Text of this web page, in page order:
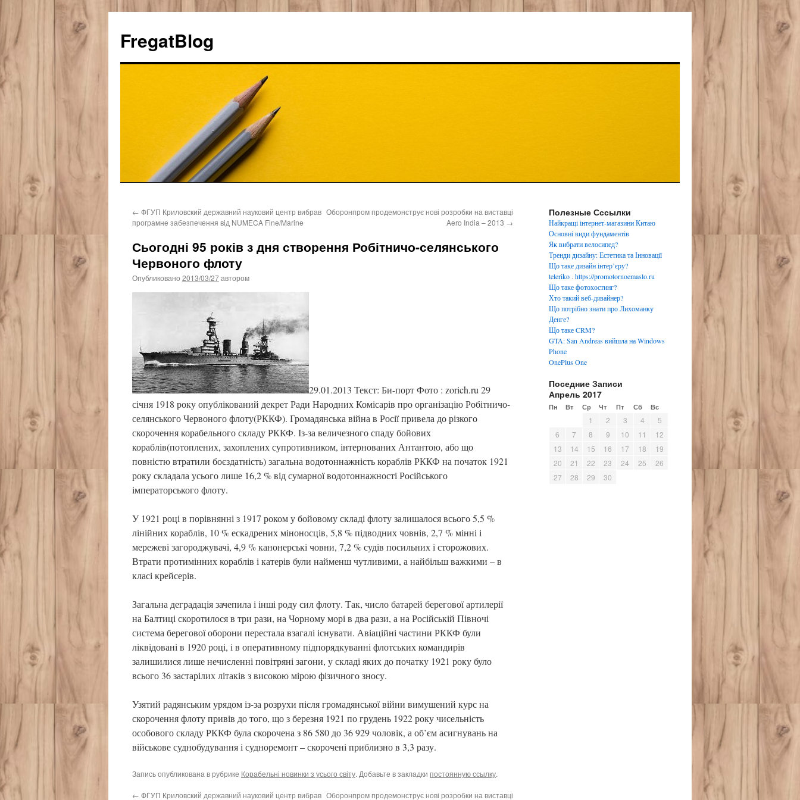
FregatBlog
← ФГУП Криловский державний науковий центр вибрав
програмне забезпечення від NUMECA Fine/Marine
Оборонпром продемонструє нові розробки на виставці
Aero India – 2013 →
Сьогодні 95 років з дня створення Робітничо-селянського
Червоного флоту
Опубликовано 2013/03/27автором
29.01.2013 Текст: Би-порт Фото : zorich.ru 29
січня 1918 року опублікований декрет Ради Народних Комісарів про організацію Робітничо-
селянського Червоного флоту(РККФ). Громадянська війна в Росії привела до різкого
скорочення корабельного складу РККФ. Із-за величезного спаду бойових
кораблів(потоплених, захоплених супротивником, інтернованих Антантою, або що
повністю втратили боєздатність) загальна водотоннажність кораблів РККФ на початок 1921
року складала усього лише 16,2 % від сумарної водотоннажності Російського
імператорського флоту.
У 1921 році в порівнянні з 1917 роком у бойовому складі флоту залишалося всього 5,5 %
лінійних кораблів, 10 % ескадрених міноносців, 5,8 % підводних човнів, 2,7 % мінні і
мережеві загороджувачі, 4,9 % канонерські човни, 7,2 % судів посильних і сторожових.
Втрати протимінних кораблів і катерів були найменш чутливими, а найбільш важкими – в
класі крейсерів.
Загальна деградація зачепила і інші роду сил флоту. Так, число батарей берегової артилерії
на Балтиці скоротилося в три рази, на Чорному морі в два рази, а на Російській Півночі
система берегової оборони перестала взагалі існувати. Авіаційні частини РККФ були
ліквідовані в 1920 році, і в оперативному підпорядкуванні флотських командирів
залишилися лише нечисленні повітряні загони, у складі яких до початку 1921 року було
всього 36 застарілих літаків з високою мірою фізичного зносу.
Узятий радянським урядом із-за розрухи після громадянської війни вимушений курс на
скорочення флоту привів до того, що з березня 1921 по грудень 1922 року чисельність
особового складу РККФ була скорочена з 86 580 до 36 929 чоловік, а об’єм асигнувань на
військове суднобудування і судноремонт – скорочені приблизно в 3,3 разу.
Запись опубликована в рубрике Корабельні новинки з усього світу. Добавьте в закладки постоянную ссылку.
← ФГУП Криловский державний науковий центр вибрав Оборонпром продемонструє нові розробки на виставці
Полезные Сссылки
Найкращі інтернет-магазини Китаю
Основні види фундаментів
Як вибрати велосипед?
Тренди дизайну: Естетика та Інновації
Що таке дизайн інтер’єру?
teleriko . https://promotornoemaslo.ru
Що таке фотохостинг?
Хто такий веб-дизайнер?
Що потрібно знати про Лихоманку
Денге?
Що таке CRM?
GTA: San Andreas вийшла на Windows
Phone
OnePlus One
Поседние Записи
Апрель 2017
Пн Вт Ср Чт Пт Сб Вс
1 2 3 4
5
6
7 8 9 10 11
12
13
14 15 16 17 18
19
20
21 22 23 24 25
26
27
28 29 30